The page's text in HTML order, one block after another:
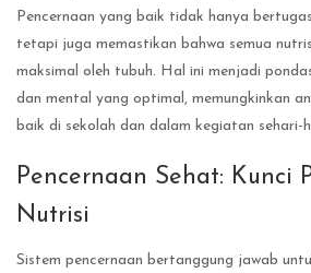
Pencernaan yang baik tidak hanya
tetapi juga memastikan bahwa semua
maksimal oleh tubuh. Hal ini menjadi
dan mental yang optimal, memungkinkan
baik di sekolah dan dalam kegiatan sehari-
Pencernaan Sehat: Kunci
Nutrisi
Sistem pencernaan bertanggung jawab